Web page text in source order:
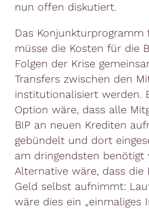
nun offen diskutiert.
Das Konjunkturprogramm
müsse die Kosten für die
Folgen der Krise
Transfers zwischen den
institutionalisiert werden.
Option wäre, dass alle
BIP an neuen Krediten
gebündelt und dort
am dringendsten benötigt
Alternative wäre, dass die
Geld selbst aufnimmt:
wäre dies ein „einmaliges